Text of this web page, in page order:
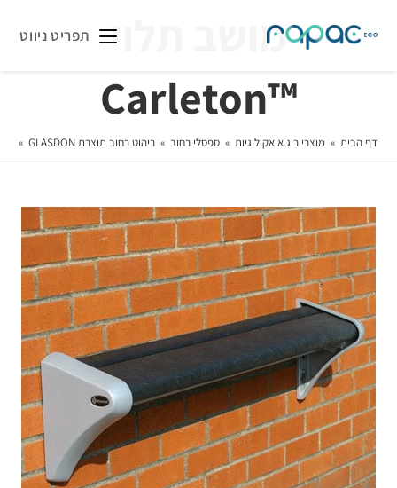
תפריט ניווט
מושב תלוי
™Carleton
דף הבית » מוצרי ר.ג.א אקולוגיות » ספסלי רחוב » ריהוט רחוב תוצרת GLASDON »